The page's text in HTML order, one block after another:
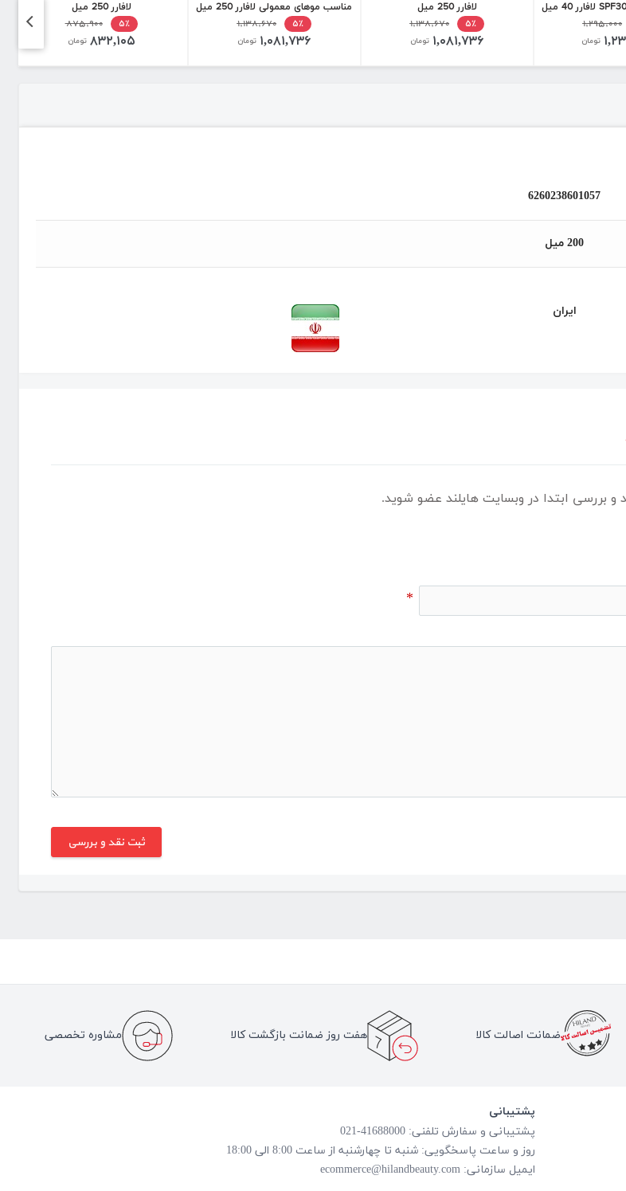
۱,۲۹۵,۰۰۰
تومان
لافارر 250 میل
۵٪
۱,۱۳۸,۶۷۰
۱,۰۸۱,۷۳۶ تومان
مناسب موهای معمولی لافارر 250 میل
۵٪
۱,۱۳۸,۶۷۰
۱,۰۸۱,۷۳۶ تومان
لافارر 250 میل
۵٪
۸۷۵,۹۰۰
۸۳۲,۱۰۵ تومان
6260238601057
200 میل
ایران
و بررسی ابتدا در وبسایت هایلند عضو شوید.
*
ضمانت اصالت کالا هفت روز ضمانت بازگشت کالا مشاوره تخصصی
پشتیبانی
پشتیبانی و سفارش تلفنی: 41688000-021
روز و ساعت پاسخگویی: شنبه تا چهارشنبه از ساعت 8:00 الی 18:00
ایمیل سازمانی: ecommerce@hilandbeauty.com